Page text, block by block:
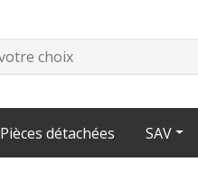
Pièces détachées SAV